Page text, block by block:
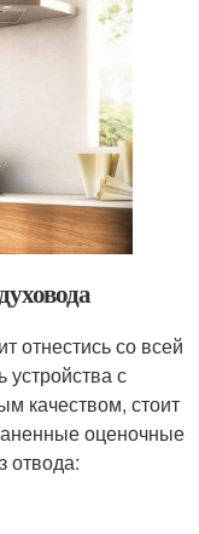
отнестись со всей
устройства с
качеством, стоит
оценочные
отвода: